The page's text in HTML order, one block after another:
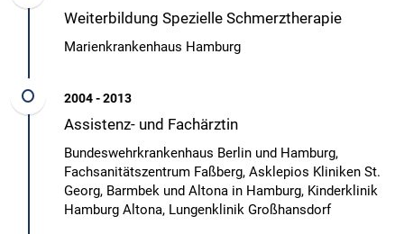
Weiterbildung Spezielle Schmerztherapie
Marienkrankenhaus Hamburg
2004 - 2013
Assistenz- und Fachärztin
Bundeswehrkrankenhaus Berlin und Hamburg,
Fachsanitätszentrum Faßberg, Asklepios Kliniken St.
Georg, Barmbek und Altona in Hamburg, Kinderklinik
Hamburg Altona, Lungenklinik Großhansdorf